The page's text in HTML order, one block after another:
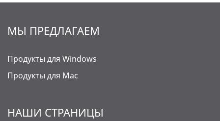
МЫ ПРЕДЛАГАЕМ
Продукты для Windows
Продукты для Mac
НАШИ СТРАНИЦЫ